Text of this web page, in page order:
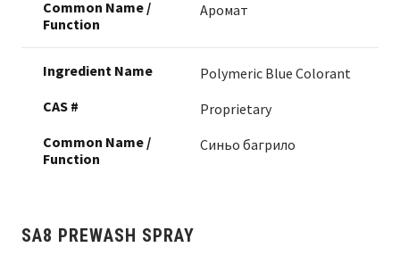
Аромат
Polymeric Blue Colorant
Proprietary
Синьо багрило
SA8 PREWASH SPRAY